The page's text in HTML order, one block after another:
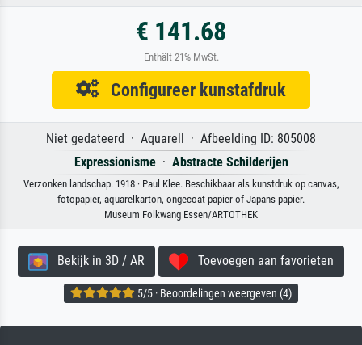
€ 141.68
Enthält 21% MwSt.
Configureer kunstafdruk
Niet gedateerd · Aquarell · Afbeelding ID: 805008
Expressionisme· Abstracte Schilderijen
Verzonken landschap. 1918 · Paul Klee. Beschikbaar als kunstdruk op canvas,
fotopapier, aquarelkarton, ongecoat papier of Japans papier.
Museum Folkwang Essen/ARTOTHEK
Bekijk in 3D / AR Toevoegen aan favorieten
5/5 · Beoordelingen weergeven (4)